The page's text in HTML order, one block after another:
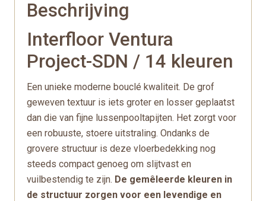
Beschrijving
Interfloor Ventura
Project-SDN / 14 kleuren
Een unieke moderne bouclé kwaliteit. De grof
geweven textuur is iets groter en losser geplaatst
dan die van fijne lussenpooltapijten. Het zorgt voor
een robuuste, stoere uitstraling. Ondanks de
grovere structuur is deze vloerbedekking nog
steeds compact genoeg om slijtvast en
vuilbestendig te zijn. De gemêleerde kleuren in
de structuur zorgen voor een levendige en